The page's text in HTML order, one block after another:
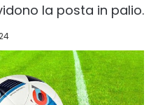
la posta in palio.